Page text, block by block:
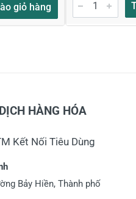
xét
giỏ hàng
HÀNG HÓA
Kết Nối Tiêu Dùng
Bảy Hiền, Thành phố